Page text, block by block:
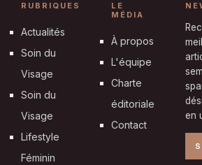
RUBRIQUES
Actualités
Soin du
Visage
Soin du
Visage
Lifestyle
Féminin
LE
MÉDIA
À propos
L'équipe
Charte
éditoriale
Contact
en